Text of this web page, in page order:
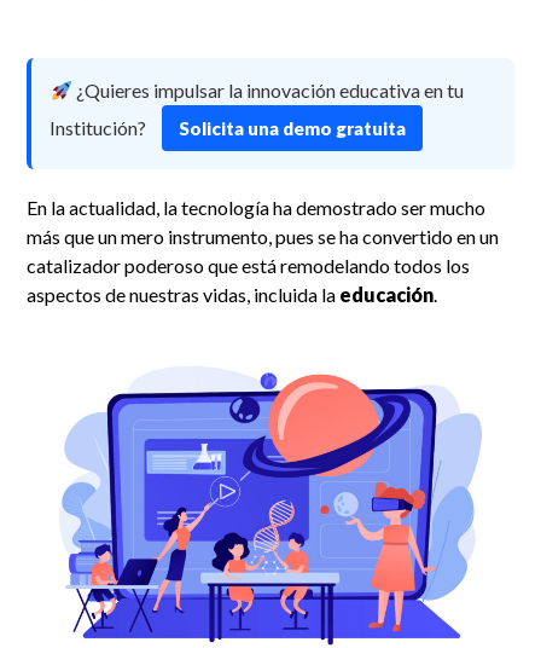
¿Quieres impulsar la innovación educativa en tu
Institución?
Solicita una demo gratuita
En la actualidad, la tecnología ha demostrado ser mucho
más que un mero instrumento, pues se ha convertido en un
catalizador poderoso que está remodelando todos los
aspectos de nuestras vidas, incluida la educación.